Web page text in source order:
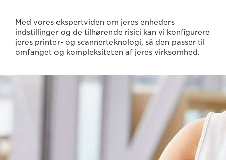
Med vores ekspertviden om jeres enheders
indstillinger og de tilhørende risici kan vi konfigurere
jeres printer- og scannerteknologi, så den passer til
omfanget og kompleksiteten af jeres virksomhed.